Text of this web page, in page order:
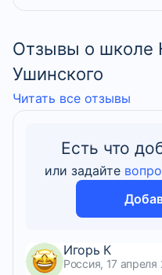
Отзывы о
Ушинского
Читать все отзывы
Есть что
или задайте
Игорь К
Россия, 17 апреля